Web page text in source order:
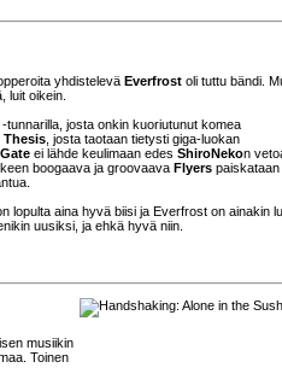
yhdistelevä Everfrost oli tuttu bändi.
luit oikein.
-tunnarilla, josta onkin kuoriutunut komea
Thesis , josta taotaan tietysti giga-luokan
ei lähde keulimaan edes ShiroNekon
boogaava ja groovaava Flyers paiskataan
lopulta aina hyvä biisi ja Everfrost on ainakin
uusiksi, ja ehkä hyvä niin.
musiikin
Toinen